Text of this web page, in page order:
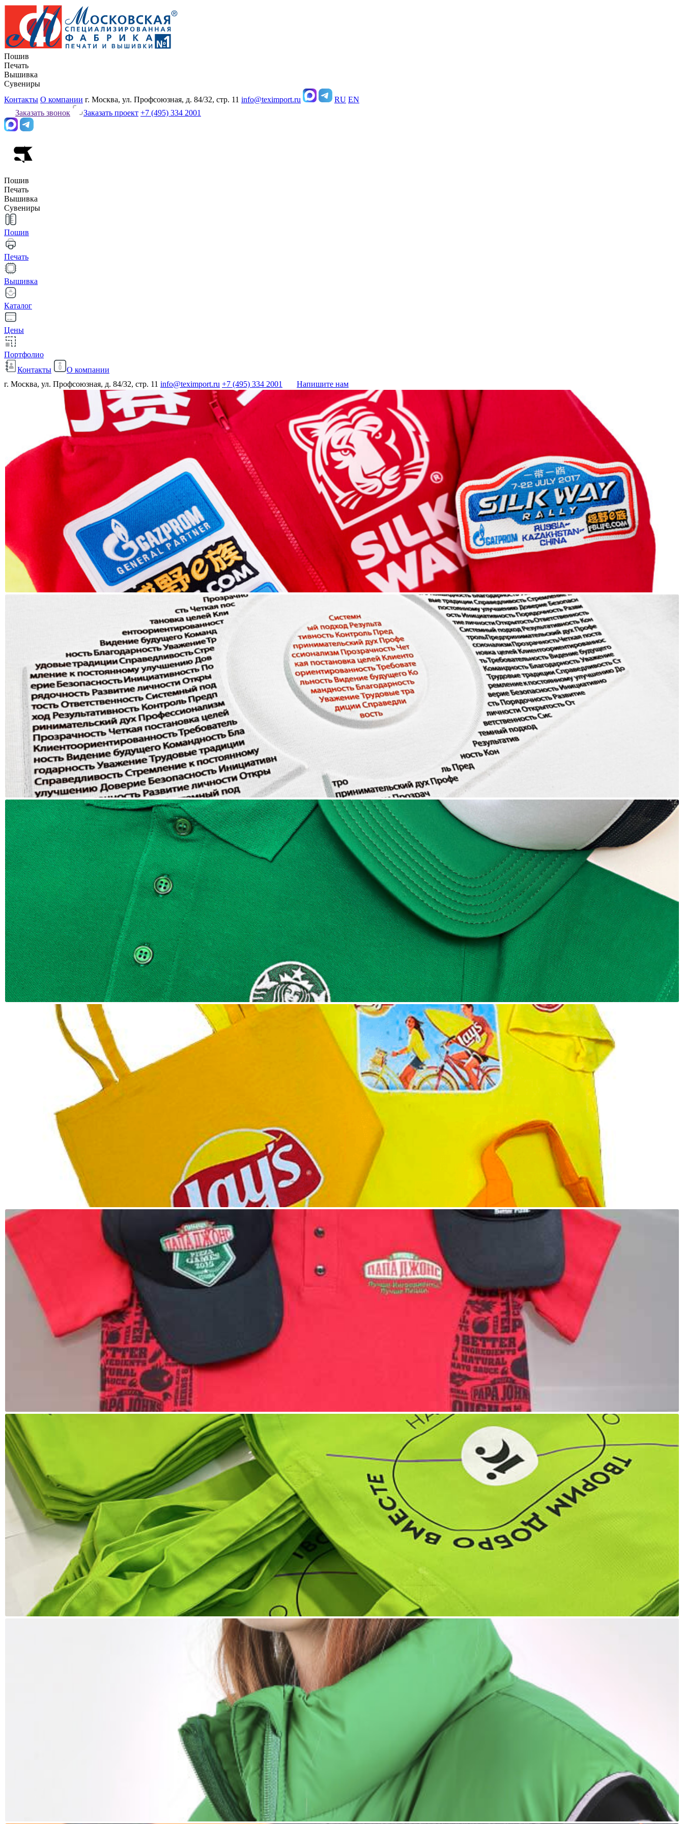
Пошив
Печать
Вышивка
Сувениры
Контакты О компании г. Москва, ул. Профсоюзная, д. 84/32, стр. 11 info@teximport.ru RU EN
Заказать звонок
Заказать проект +7 (495) 334 2001
Пошив
Печать
Вышивка
Сувениры
Пошив
Печать
Вышивка
Каталог
Цены
Портфолио
Контакты
О компании
г. Москва, ул. Профсоюзная, д. 84/32, стр. 11 info@teximport.ru +7 (495) 334 2001 Напишите нам